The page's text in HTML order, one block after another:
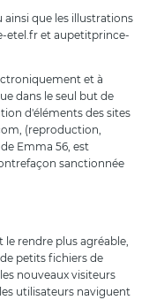
que les illustrations
etel.fr et aupetitprince-
et à
dans le seul but de
d'éléments des sites
(reproduction,
Emma 56, est
sanctionnée
le rendre plus agréable,
petits fichiers de
nouveaux visiteurs
utilisateurs naviguent